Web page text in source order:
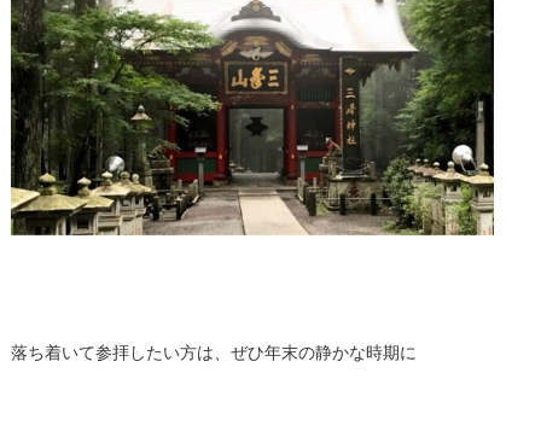
落ち着いて参拝したい方は、ぜひ年末の静かな時期に